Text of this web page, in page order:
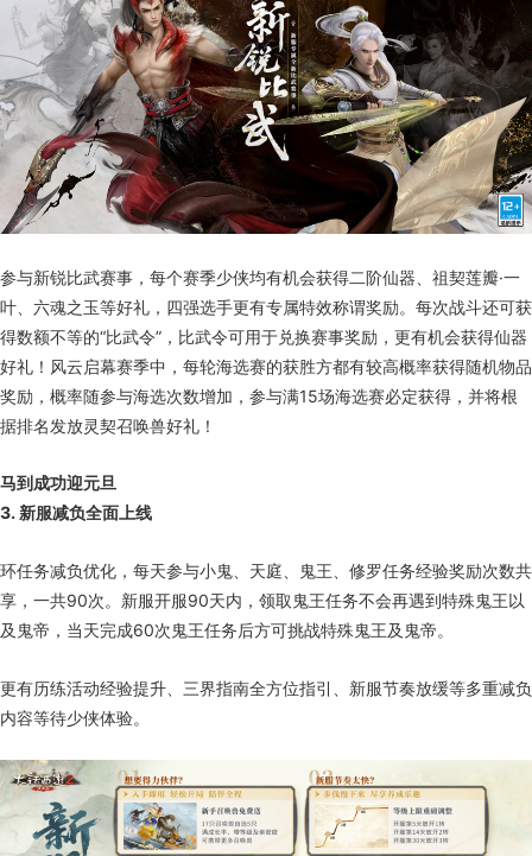
参与新锐比武赛事，每个赛季少侠均有机会获得二阶仙器、祖契莲瓣·一
叶、六魂之玉等好礼，四强选手更有专属特效称谓奖励。每次战斗还可获
得数额不等的“比武令”，比武令可用于兑换赛事奖励，更有机会获得仙器
好礼！风云启幕赛季中，每轮海选赛的获胜方都有较高概率获得随机物品
奖励，概率随参与海选次数增加，参与满15场海选赛必定获得，并将根
据排名发放灵契召唤兽好礼！
马到成功迎元旦
3. 新服减负全面上线
环任务减负优化，每天参与小鬼、天庭、鬼王、修罗任务经验奖励次数共
享，一共90次。新服开服90天内，领取鬼王任务不会再遇到特殊鬼王以
及鬼帝，当天完成60次鬼王任务后方可挑战特殊鬼王及鬼帝。
更有历练活动经验提升、三界指南全方位指引、新服节奏放缓等多重减负
内容等待少侠体验。